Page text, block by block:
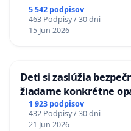
5 542 podpisov
463 Podpisy / 30 dni
15 Jun 2026
Deti si zaslúžia
žiadame konkrétne
situácie v školstve
1 923 podpisov
432 Podpisy / 30 dni
21 Jun 2026